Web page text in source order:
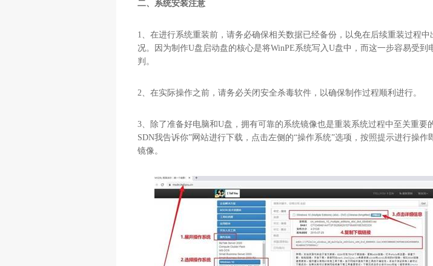
二、系统安装注意
1、在进行系统重装前，请务必确保相关数据已经备份，以免在后续重装过程
况。因为制作U盘启动盘的核心是将WinPE系统写入U盘中，而这一步容易受到
判。
2、在实际操作之前，请务必关闭安全杀毒软件，以确保制作过程顺利进行。
3、除了准备好电脑和U盘，拥有可靠的系统镜像也是重装系统过程中至关重要
SDN我告诉你”网站进行下载，点击左侧的“操作系统”选项，按照提示进行操作
镜像。